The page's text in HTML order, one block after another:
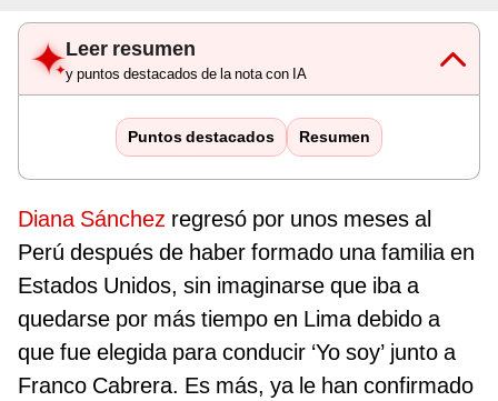
Leer resumen
y puntos destacados de la nota con IA
Puntos destacados Resumen
Diana Sánchez regresó por unos meses al
Perú después de haber formado una familia en
Estados Unidos, sin imaginarse que iba a
quedarse por más tiempo en Lima debido a
que fue elegida para conducir ‘Yo soy’ junto a
Franco Cabrera. Es más, ya le han confirmado